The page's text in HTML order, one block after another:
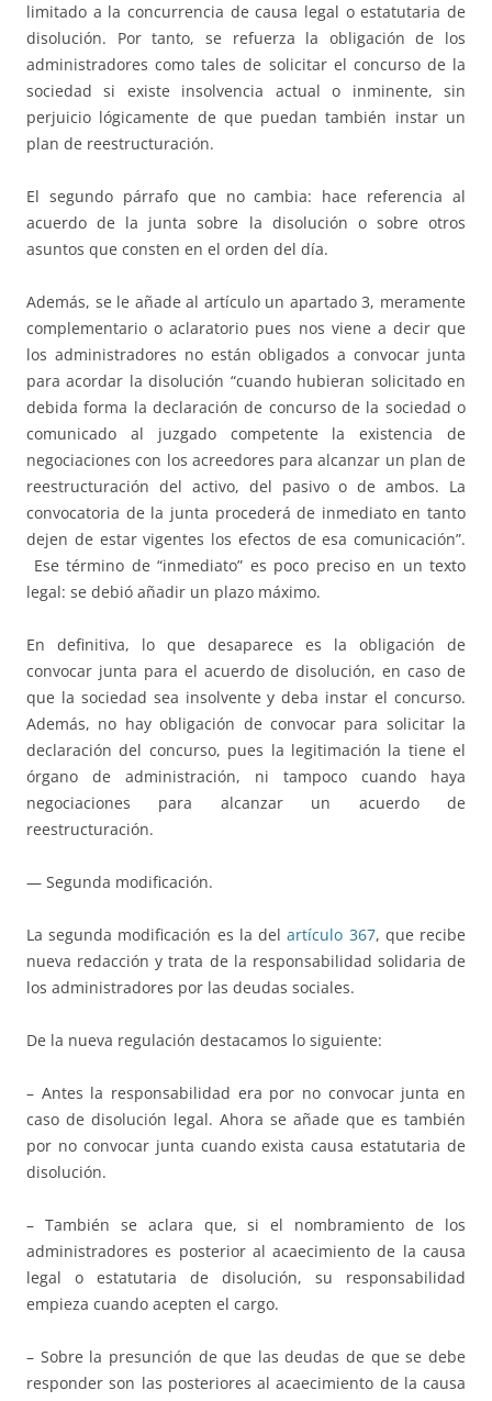
limitado a la concurrencia de causa legal o estatutaria de
disolución. Por tanto, se refuerza la obligación de los
administradores como tales de solicitar el concurso de la
sociedad si existe insolvencia actual o inminente, sin
perjuicio lógicamente de que puedan también instar un
plan de reestructuración.
El segundo párrafo que no cambia: hace referencia al
acuerdo de la junta sobre la disolución o sobre otros
asuntos que consten en el orden del día.
Además, se le añade al artículo un apartado 3, meramente
complementario o aclaratorio pues nos viene a decir que
los administradores no están obligados a convocar junta
para acordar la disolución “cuando hubieran solicitado en
debida forma la declaración de concurso de la sociedad o
comunicado al juzgado competente la existencia de
negociaciones con los acreedores para alcanzar un plan de
reestructuración del activo, del pasivo o de ambos. La
convocatoria de la junta procederá de inmediato en tanto
dejen de estar vigentes los efectos de esa comunicación”.
Ese término de “inmediato” es poco preciso en un texto
legal: se debió añadir un plazo máximo.
En definitiva, lo que desaparece es la obligación de
convocar junta para el acuerdo de disolución, en caso de
que la sociedad sea insolvente y deba instar el concurso.
Además, no hay obligación de convocar para solicitar la
declaración del concurso, pues la legitimación la tiene el
órgano de administración, ni tampoco cuando haya
negociaciones para alcanzar un acuerdo de
reestructuración.
— Segunda modificación.
La segunda modificación es la delartículo 367, que recibe
nueva redacción y trata de la responsabilidad solidaria de
los administradores por las deudas sociales.
De la nueva regulación destacamos lo siguiente:
– Antes la responsabilidad era por no convocar junta en
caso de disolución legal. Ahora se añade que es también
por no convocar junta cuando exista causa estatutaria de
disolución.
– También se aclara que, si el nombramiento de los
administradores es posterior al acaecimiento de la causa
legal o estatutaria de disolución, su responsabilidad
empieza cuando acepten el cargo.
– Sobre la presunción de que las deudas de que se debe
responder son las posteriores al acaecimiento de la causa